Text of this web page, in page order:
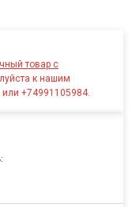
товар с
к нашим
+74991105984.